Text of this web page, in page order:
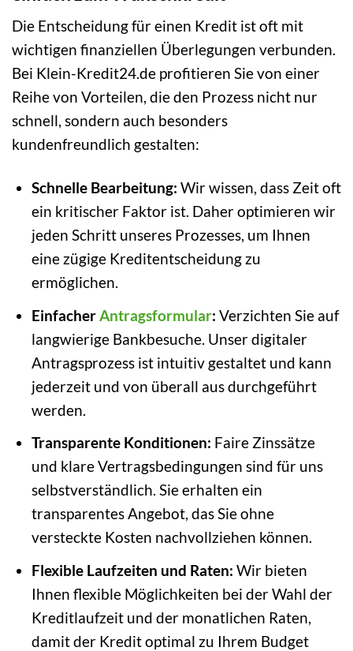
Die Entscheidung für einen Kredit ist oft mit
wichtigen finanziellen Überlegungen verbunden.
Bei Klein-Kredit24.de profitieren Sie von einer
Reihe von Vorteilen, die den Prozess nicht nur
schnell, sondern auch besonders
kundenfreundlich gestalten:
Schnelle Bearbeitung: Wir wissen, dass Zeit oft
ein kritischer Faktor ist. Daher optimieren wir
jeden Schritt unseres Prozesses, um Ihnen
eine zügige Kreditentscheidung zu
ermöglichen.
EinfacherAntragsformular: Verzichten Sie auf
langwierige Bankbesuche. Unser digitaler
Antragsprozess ist intuitiv gestaltet und kann
jederzeit und von überall aus durchgeführt
werden.
Transparente Konditionen: Faire Zinssätze
und klare Vertragsbedingungen sind für uns
selbstverständlich. Sie erhalten ein
transparentes Angebot, das Sie ohne
versteckte Kosten nachvollziehen können.
Flexible Laufzeiten und Raten: Wir bieten
Ihnen flexible Möglichkeiten bei der Wahl der
Kreditlaufzeit und der monatlichen Raten,
damit der Kredit optimal zu Ihrem Budget